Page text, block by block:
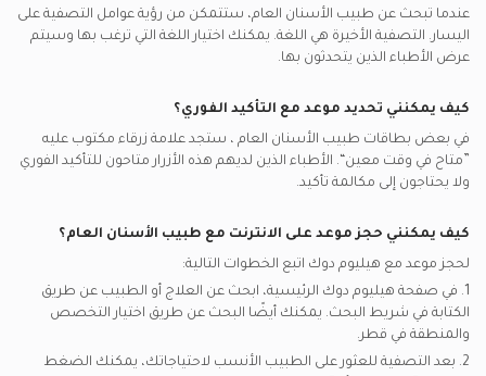
رضوض الأسنان, الدوحة
إم إس إيتش يدعم تأمين أطباء الأسنان العامين
بوبا يدعم تأمين أطباء الأسنان العامين
عندما تبحث عن طبيب الأسنان العام، ستتمكن من رؤية عوامل التصفية على
اليسار. التصفية الأخيرة هي اللغة. يمكنك اختيار اللغة التي ترغب بها وسيتم
عرض الأطباء الذين يتحدثون بها.
كيف يمكنني تحديد موعد مع التأكيد الفوري؟
في بعض بطاقات طبيب الأسنان العام ، ستجد علامة زرقاء مكتوب عليه
”متاح في وقت معين“. الأطباء الذين لديهم هذه الأزرار متاحون للتأكيد الفوري
ولا يحتاجون إلى مكالمة تأكيد.
كيف يمكنني حجز موعد على الانترنت مع طبيب الأسنان العام؟
لحجز موعد مع هيليوم دوك اتبع الخطوات التالية:
1. في صفحة هيليوم دوك الرئيسية، ابحث عن العلاج أو الطبيب عن طريق
الكتابة في شريط البحث. يمكنك أيضًا البحث عن طريق اختيار التخصص
والمنطقة في قطر.
2. بعد التصفية للعثور على الطبيب الأنسب لاحتياجاتك، يمكنك الضغط